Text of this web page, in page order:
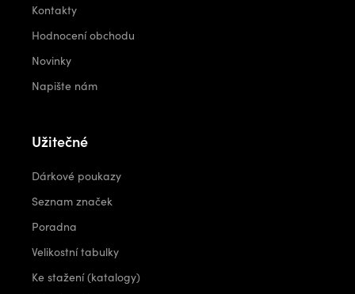
Kontakty
Hodnocení obchodu
Novinky
Napište nám
Užitečné
Dárkové poukazy
Seznam značek
Poradna
Velikostní tabulky
Ke stažení (katalogy)